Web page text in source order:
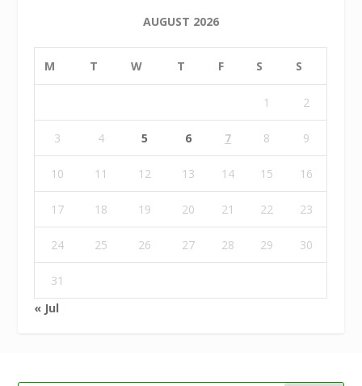
AUGUST 2026
M T W T F S S
1 2
3 4 5 6 7 8 9
10 11 12 13 14 15 16
17 18 19 20 21 22 23
24 25 26 27 28 29 30
31
« Jul